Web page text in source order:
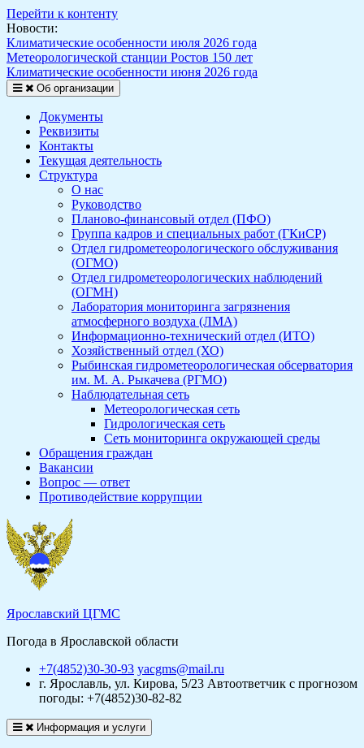
Перейти к контенту
Новости:
Климатические особенности июля 2026 года
Метеорологической станции Ростов 150 лет
Климатические особенности июня 2026 года
Об организации
Документы
Реквизиты
Контакты
Текущая деятельность
Структура
О нас
Руководство
Планово-финансовый отдел (ПФО)
Группа кадров и специальных работ (ГКиСР)
Отдел гидрометеорологического обслуживания
(ОГМО)
Отдел гидрометеорологических наблюдений
(ОГМН)
Лаборатория мониторинга загрязнения
атмосферного воздуха (ЛМА)
Информационно-технический отдел (ИТО)
Хозяйственный отдел (ХО)
Рыбинская гидрометеорологическая обсерватория
им. М. А. Рыкачева (РГМО)
Наблюдательная сеть
Метеорологическая сеть
Гидрологическая сеть
Сеть мониторинга окружающей среды
Обращения граждан
Вакансии
Вопрос — ответ
Противодействие коррупции
Ярославский ЦГМС
Погода в Ярославской области
+7(4852)30-30-93 yacgms@mail.ru
г. Ярославль, ул. Кирова, 5/23 Автоответчик с прогнозом
погоды: +7(4852)30-82-82
Информация и услуги